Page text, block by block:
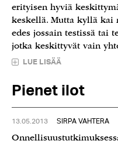
erityisen hyviä
keskellä. Mutta kyllä kai
edes jossain testissä tai
jotka keskittyvät vain
LUE LISÄÄ
Pienet ilot
13.05.2013 SIRPA VAHTERA